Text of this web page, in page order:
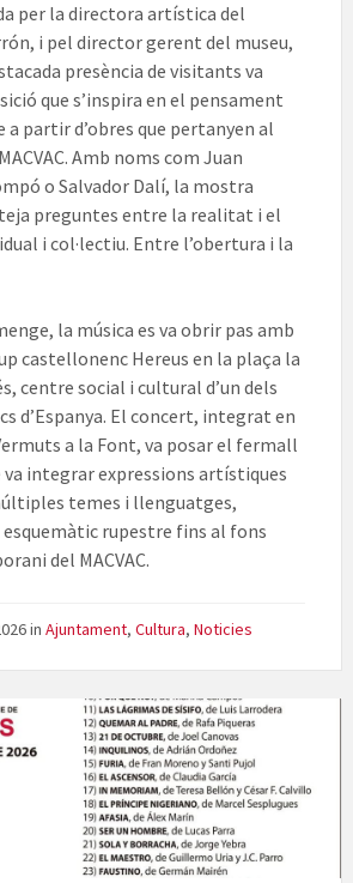
per la directora artística del
i pel director gerent del museu,
presència de visitants va
que s’inspira en el pensament
a partir d’obres que pertanyen al
Amb noms com Juan
o Salvador Dalí, la mostra
preguntes entre la realitat i el
i col·lectiu. Entre l’obertura i la
la música es va obrir pas amb
castellonenc Hereus en la plaça la
centre social i cultural d’un dels
d’Espanya. El concert, integrat en
a la Font, va posar el fermall
va integrar expressions artístiques
temes i llenguatges,
esquemàtic rupestre fins al fons
del MACVAC.
in Ajuntament, Cultura, Noticies